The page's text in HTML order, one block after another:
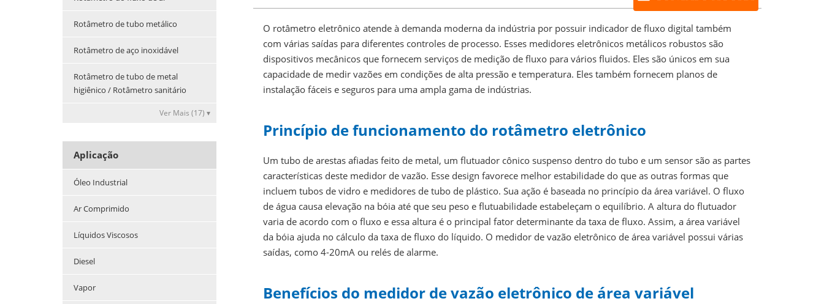
Rotâmetro de tubo metálico
Rotâmetro de aço inoxidável
Rotâmetro de tubo de metal
higiênico / Rotâmetro sanitário
Ver Mais (17) ▾
Aplicação
Óleo Industrial
Ar Comprimido
Líquidos Viscosos
Diesel
Vapor
O rotâmetro eletrônico atende à demanda moderna da indústria por possuir indicador de fluxo digital também
com várias saídas para diferentes controles de processo. Esses medidores eletrônicos metálicos robustos são
dispositivos mecânicos que fornecem serviços de medição de fluxo para vários fluidos. Eles são únicos em sua
capacidade de medir vazões em condições de alta pressão e temperatura. Eles também fornecem planos de
instalação fáceis e seguros para uma ampla gama de indústrias.
Princípio de funcionamento do rotâmetro eletrônico
Um tubo de arestas afiadas feito de metal, um flutuador cônico suspenso dentro do tubo e um sensor são as partes
características deste medidor de vazão. Esse design favorece melhor estabilidade do que as outras formas que
incluem tubos de vidro e medidores de tubo de plástico. Sua ação é baseada no princípio da área variável. O fluxo
de água causa elevação na bóia até que seu peso e flutuabilidade estabeleçam o equilíbrio. A altura do flutuador
varia de acordo com o fluxo e essa altura é o principal fator determinante da taxa de fluxo. Assim, a área variável
da bóia ajuda no cálculo da taxa de fluxo do líquido. O medidor de vazão eletrônico de área variável possui várias
saídas, como 4-20mA ou relés de alarme.
Benefícios do medidor de vazão eletrônico de área variável